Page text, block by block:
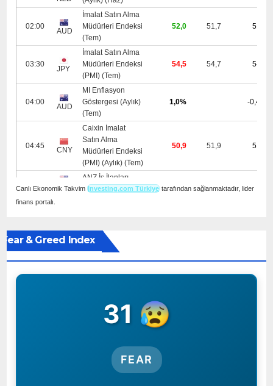
Canlı Ekonomik Takvim Investing.com Türkiye tarafından sağlanmaktadır, lider
finans portalı.
Fear & Greed Index
31 😰
FEAR